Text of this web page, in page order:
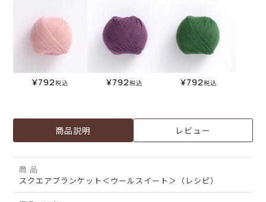
¥792税込 ¥792税込 ¥792税込
商品説明 レビュー
商 品
スクエアブランケット＜ウールスイート＞（レシピ）